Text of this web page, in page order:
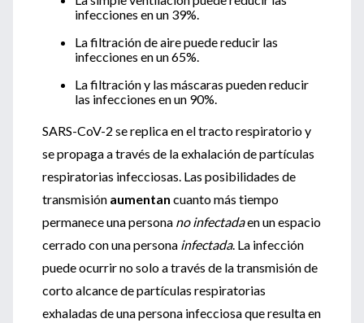
infecciones en un 39%.
La filtración de aire puede reducir las
infecciones en un 65%.
La filtración y las máscaras pueden reducir
las infecciones en un 90%.
SARS-CoV-2 se replica en el tracto respiratorio y
se propaga a través de la exhalación de partículas
respiratorias infecciosas. Las posibilidades de
transmisión aumentan cuanto más tiempo
permanece una persona no infectadaen un espacio
cerrado con una persona infectada. La infección
puede ocurrir no solo a través de la transmisión de
corto alcance de partículas respiratorias
exhaladas de una persona infecciosa que resulta en